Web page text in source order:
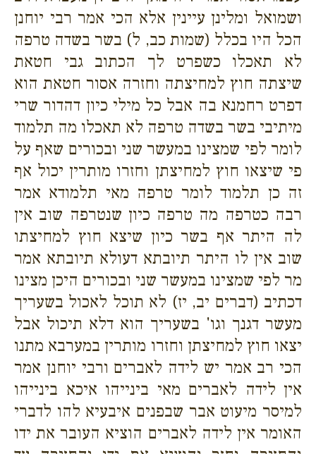
ושמואל ומלינן עיינין אלא הכי אמר רבי יוחנן
הכל היו בכלל (שמות כב, ל) בשר בשדה טרפה
לא תאכלו כשפרט לך הכתוב גבי חטאת
שיצתה חוץ למחיצתה וחזרה אסור חטאת הוא
דפרט רחמנא בה אבל כל מילי כיון דהדור שרי
מיתיבי בשר בשדה טרפה לא תאכלו מה תלמוד
לומר לפי שמצינו במעשר שני ובכורים שאף על
פי שיצאו חוץ למחיצתן וחזרו מותרין יכול אף
זה כן תלמוד לומר טרפה מאי תלמודא אמר
רבה כטרפה מה טרפה כיון שנטרפה שוב אין
לה היתר אף בשר כיון שיצא חוץ למחיצתו
שוב אין לו היתר תיובתא דעולא תיובתא אמר
מר לפי שמצינו במעשר שני ובכורים היכן מצינו
דכתיב (דברים יב, יז) לא תוכל לאכול בשעריך
מעשר דגנך וגו' בשעריך הוא דלא תיכול אבל
יצאו חוץ למחיצתן וחזרו מותרין במערבא מתנו
הכי רב אמר יש לידה לאברים ורבי יוחנן אמר
אין לידה לאברים מאי בינייהו איכא בינייהו
למיסר מיעוט אבר שבפנים איבעיא להו לדברי
האומר אין לידה לאברים הוציא העובר את ידו